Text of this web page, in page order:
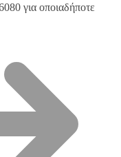
για οποιαδήποτε